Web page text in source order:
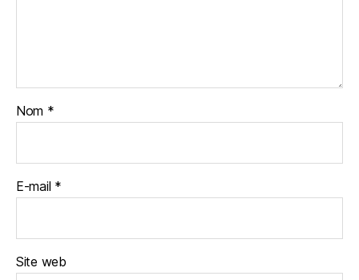
Nom *
E-mail *
Site web